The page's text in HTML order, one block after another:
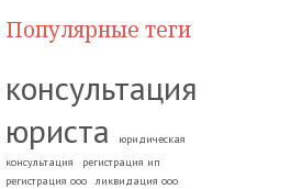
Популярные теги
консультация
юриста
юридическая
консультация
регистрация ип
регистрация ооо
ликвидация ооо